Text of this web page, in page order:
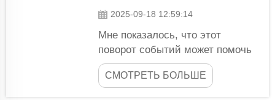
водоснабжения в
России, покажет
время...
2025-09-18 12:59:14
Мне показалось, что этот
поворот событий может помочь
россиянам понять, как можно
защититься от отравления
СМОТРЕТЬ БОЛЬШЕ